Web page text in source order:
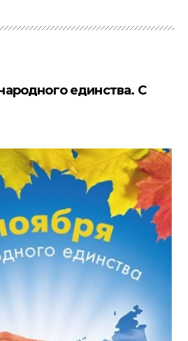
единства. С